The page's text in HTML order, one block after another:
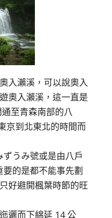
入瀨溪，可以說奧入
奧入瀨溪，這一直是
至青森南部的八
京到北東北的時間而
うみ號或是由八戶
的是都不能事先劃
好避開楓葉時節的旺
邐而下綿延 14 公